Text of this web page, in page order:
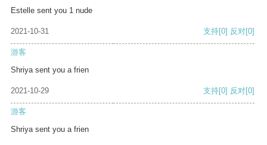
Estelle sent you 1 nude
2021-10-31 支持[0] 反对[0]
游客
Shriya sent you a frien
2021-10-29 支持[0] 反对[0]
游客
Shriya sent you a frien